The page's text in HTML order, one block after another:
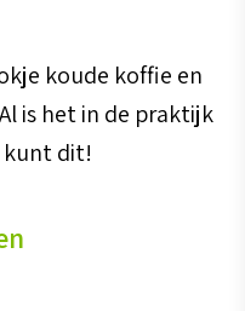
koude koffie en
is het in de praktijk
kunt dit!